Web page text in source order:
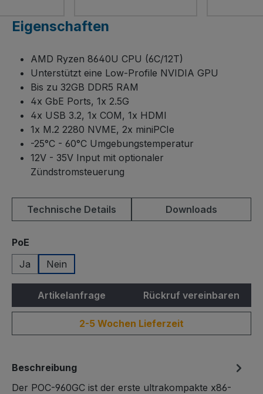
Eigenschaften
AMD Ryzen 8640U CPU (6C/12T)
Unterstützt eine Low-Profile NVIDIA GPU
Bis zu 32GB DDR5 RAM
4x GbE Ports, 1x 2.5G
4x USB 3.2, 1x COM, 1x HDMI
1x M.2 2280 NVME, 2x miniPCIe
-25°C - 60°C Umgebungstemperatur
12V - 35V Input mit optionaler
Zündstromsteuerung
Technische Details Downloads
PoE
Ja
Nein
Artikelanfrage Rückruf vereinbaren
2-5 Wochen Lieferzeit
Beschreibung
Der POC-960GC ist der erste ultrakompakte x86-